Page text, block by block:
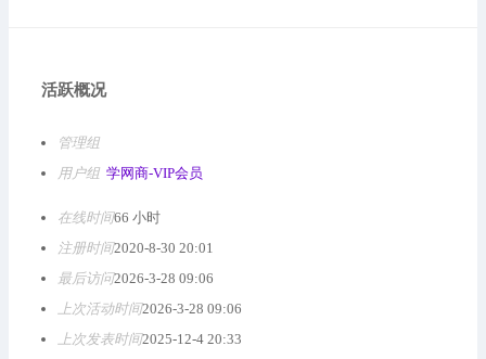
活跃概况
管理组
用户组 学网商-VIP会员
在线时间66 小时
注册时间2020-8-30 20:01
最后访问2026-3-28 09:06
上次活动时间2026-3-28 09:06
上次发表时间2025-12-4 20:33